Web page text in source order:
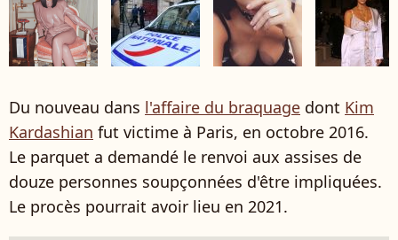
Du nouveau dans l'affaire du braquage dont Kim
Kardashian fut victime à Paris, en octobre 2016.
Le parquet a demandé le renvoi aux assises de
douze personnes soupçonnées d'être impliquées.
Le procès pourrait avoir lieu en 2021.